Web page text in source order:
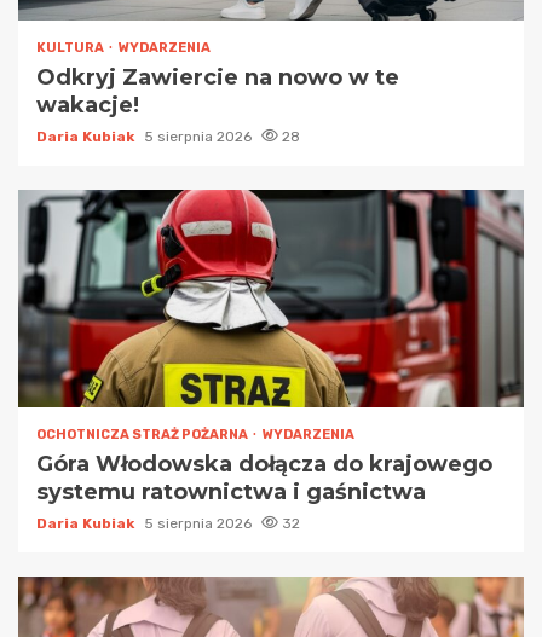
KULTURA WYDARZENIA
Odkryj Zawiercie na nowo w te
wakacje!
Daria Kubiak 5 sierpnia 2026 28
OCHOTNICZA STRAŻ POŻARNA WYDARZENIA
Góra Włodowska dołącza do krajowego
systemu ratownictwa i gaśnictwa
Daria Kubiak 5 sierpnia 2026 32